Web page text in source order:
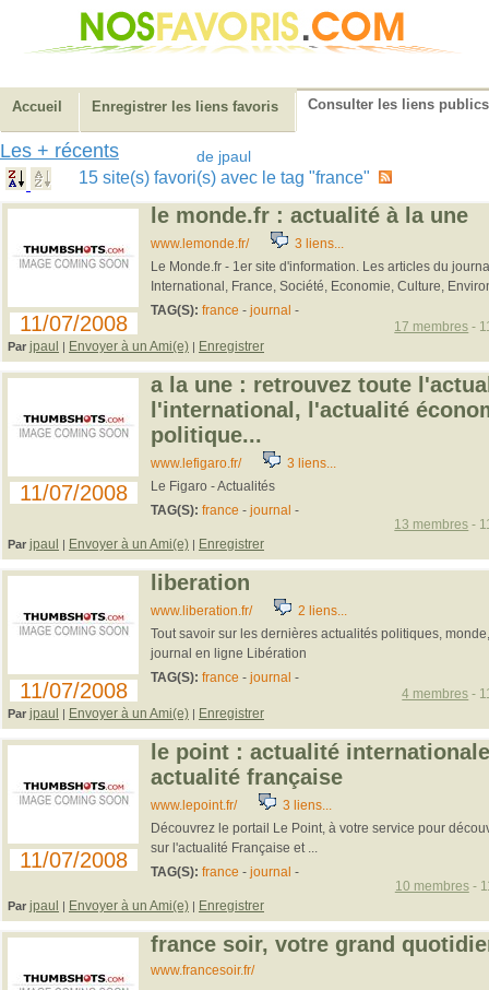
Accueil Enregistrer les liens favoris Consulter les liens publics
Les + récents de jpaul
15 site(s) favori(s) avec le tag "france"
11/07/2008
le monde.fr : actualité à la une
www.lemonde.fr/ 3 liens...
Le Monde.fr - 1er site d'information. Les articles du
International, France, Société, Economie, Culture,
TAG(S): france - journal -
Par jpaul | Envoyer à un Ami(e) | Enregistrer
17 membres -
11/07/2008
a la une : retrouvez toute
l'international, l'actualité
politique...
www.lefigaro.fr/ 3 liens...
Le Figaro - Actualités
TAG(S): france - journal -
Par jpaul | Envoyer à un Ami(e) | Enregistrer
13 membres -
11/07/2008
liberation
www.liberation.fr/ 2 liens...
Tout savoir sur les dernières actualités politiques,
journal en ligne Libération
TAG(S): france - journal -
Par jpaul | Envoyer à un Ami(e) | Enregistrer
4 membres -
11/07/2008
le point : actualité
actualité française
www.lepoint.fr/ 3 liens...
Découvrez le portail Le Point, à votre service pour
sur l'actualité Française et ...
TAG(S): france - journal -
Par jpaul | Envoyer à un Ami(e) | Enregistrer
10 membres-
france soir, votre grand
www.francesoir.fr/